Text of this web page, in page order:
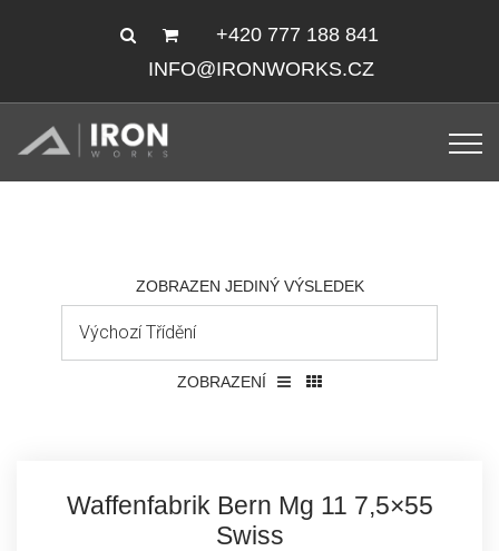
+420 777 188 841
INFO@IRONWORKS.CZ
ZOBRAZEN JEDINÝ VÝSLEDEK
ZOBRAZENÍ
Waffenfabrik Bern Mg 11 7,5×55
Swiss